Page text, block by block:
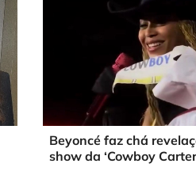
Beyoncé faz chá
show da ‘Cowboy